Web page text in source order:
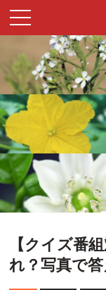
【クイズ番
れ？写真で